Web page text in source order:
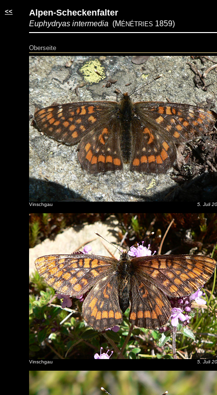
<< Alpen-Scheckenfalter
Euphydryas intermedia (M ÉNÉTRIES 1859)
Oberseite
Vinschgau 5. Juli
Vinschgau 5. Juli